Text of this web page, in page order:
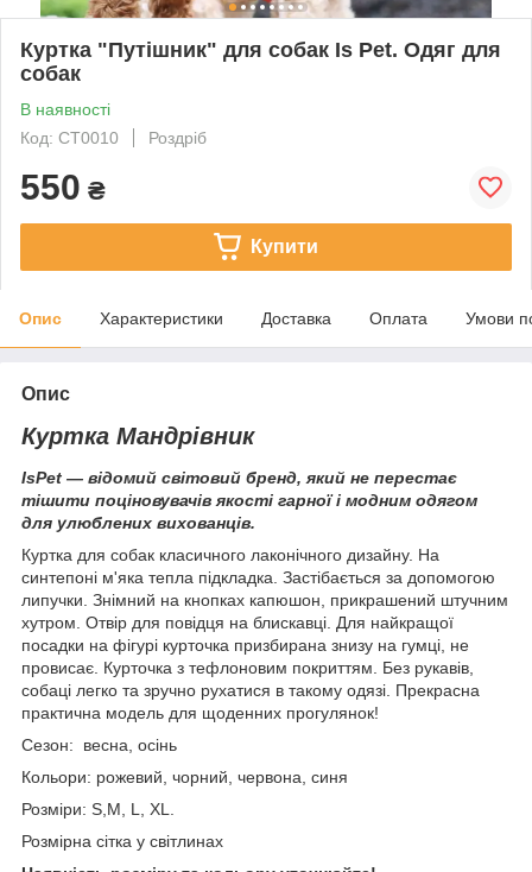
Куртка "Путішник" для собак Is Pet. Одяг для
собак
В наявності
Код: СТ0010
Роздріб
550 ₴
Купити
Опис Характеристики Доставка Оплата Умови
Опис
Куртка Мандрівник
IsPet — відомий світовий бренд, який не перестає
тішити поціновувачів якості гарної і модним одягом
для улюблених вихованців.
Куртка для собак класичного лаконічного дизайну. На
синтепоні м'яка тепла підкладка. Застібається за допомогою
липучки. Знімний на кнопках капюшон, прикрашений штучним
хутром. Отвір для повідця на блискавці. Для найкращої
посадки на фігурі курточка призбирана знизу на гумці, не
провисає. Курточка з тефлоновим покриттям. Без рукавів,
собаці легко та зручно рухатися в такому одязі. Прекрасна
практична модель для щоденних прогулянок!
Сезон: весна, осінь
Кольори: рожевий, чорний, червона, синя
Розміри: S,M, L, XL.
Розмірна сітка у світлинах